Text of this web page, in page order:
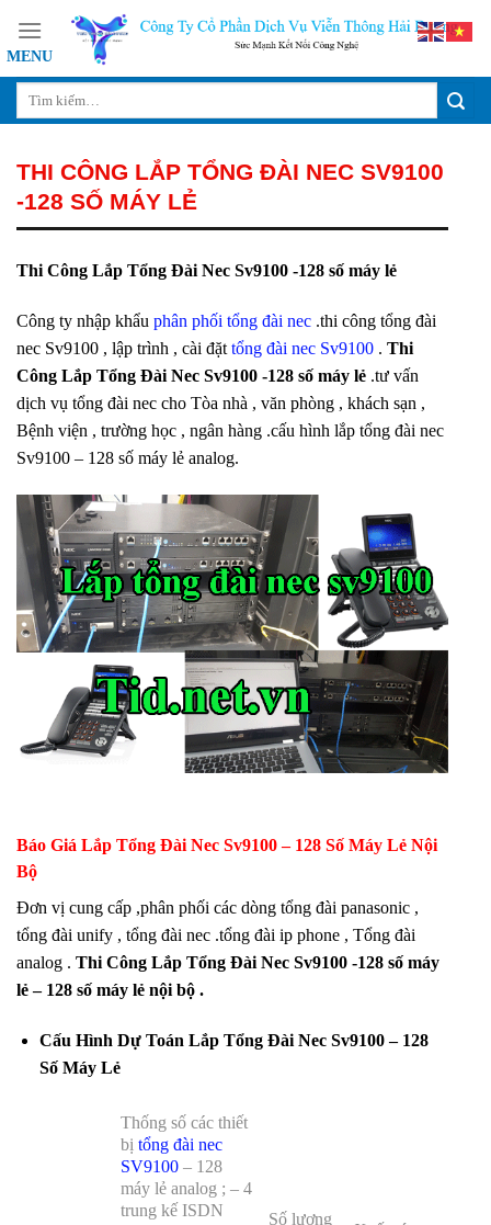
content
THI CÔNG LẮP TỔNG ĐÀI NEC SV9100
-128 SỐ MÁY LẺ
Thi Công Lắp Tổng Đài Nec Sv9100 -128 số máy lẻ
Công ty nhập khẩu phân phối tổng đài nec .thi công tổng đài
nec Sv9100 , lập trình , cài đặt tổng đài nec Sv9100 . Thi
Công Lắp Tổng Đài Nec Sv9100 -128 số máy lẻ .tư vấn
dịch vụ tổng đài nec cho Tòa nhà , văn phòng , khách sạn ,
Bệnh viện , trường học , ngân hàng .cấu hình lắp tổng đài nec
Sv9100 – 128 số máy lẻ analog.
Báo Giá Lắp Tổng Đài Nec Sv9100 – 128 Số Máy Lẻ Nội
Bộ
Đơn vị cung cấp ,phân phối các dòng tổng đài panasonic ,
tổng đài unify , tổng đài nec .tổng đài ip phone , Tổng đài
analog . Thi Công Lắp Tổng Đài Nec Sv9100 -128 số máy
lẻ – 128 số máy lẻ nội bộ .
Cấu Hình Dự Toán Lắp Tổng Đài Nec Sv9100 – 128
Số Máy Lẻ
Thống số các thiết
bịtổng đài nec
SV9100 – 128
máy lẻ analog ; – 4
trung kế ISDN
Số lượng